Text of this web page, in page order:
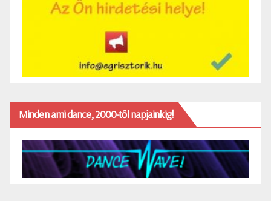
Minden ami dance, 2000-től napjainkig!